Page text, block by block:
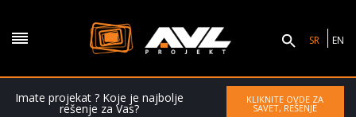
SR EN
Imate projekat ? Koje je najbolje
rešenje za Vas?
KLIKNITE OVDE ZA
SAVET, REŠENJE